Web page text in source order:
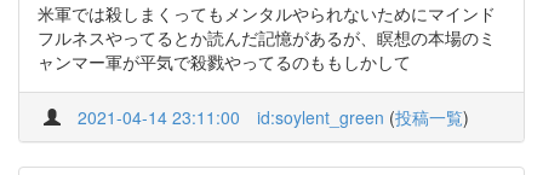
米軍では殺しまくってもメンタルやられないためにマインド
フルネスやってるとか読んだ記憶があるが、瞑想の本場のミ
ャンマー軍が平気で殺戮やってるのももしかして
2021-04-14 23:11:00 id:soylent_green (投稿一覧)